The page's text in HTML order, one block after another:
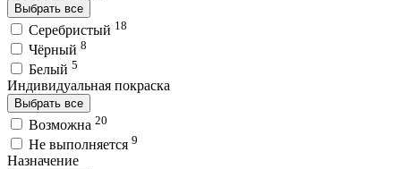
Выбрать все
Серебристый 18
Чёрный 8
Белый 5
Индивидуальная покраска
Выбрать все
Возможна 20
Не выполняется 9
Назначение